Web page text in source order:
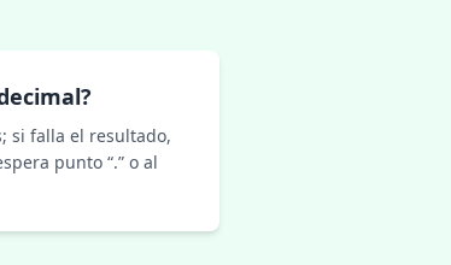
si falla el resultado,
punto “.” o al